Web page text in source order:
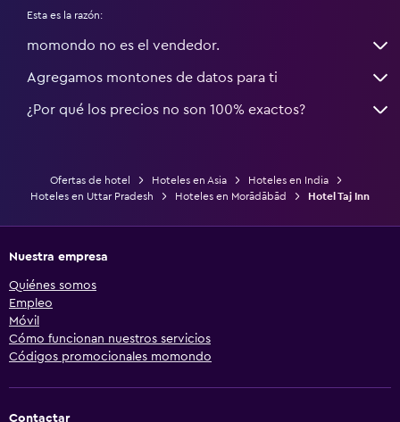
Esta es la razón:
momondo no es el vendedor.
Agregamos montones de datos para ti
¿Por qué los precios no son 100% exactos?
Ofertas de hotel Hoteles en Asia
Hoteles en India
Hoteles en Uttar Pradesh
Hoteles en Morādābād Hotel Taj Inn
Nuestra empresa
Quiénes somos
Empleo
Móvil
Cómo funcionan nuestros servicios
Códigos promocionales momondo
Contactar